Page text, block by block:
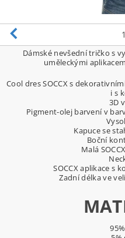
1
Dámské nevšední tričko s
uměleckými
Cool dres SOCCX s
i s
3D
Pigment-olej barvení v
Kapuce se
Boční
Malá
SOCCX aplikace s
Zadní délka ve